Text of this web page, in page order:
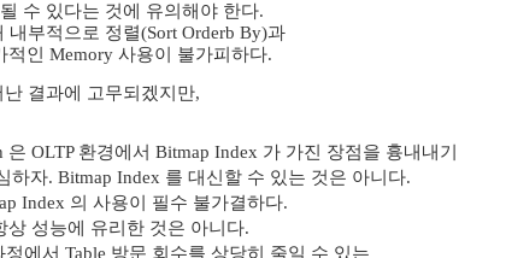
수 있다는 것에 유의해야 한다.
내부적으로 정렬(Sort Orderb By)과
인 Memory 사용이 불가피하다.
결과에 고무되겠지만,
OLTP 환경에서 Bitmap Index 가 가진 장점을 흉내내기
하자. Bitmap Index 를 대신할 수 있는 것은 아니다.
Index 의 사용이 필수 불가결하다.
상 성능에 유리한 것은 아니다.
에서 Table 방문 회수를 상당히 줄일 수 있는